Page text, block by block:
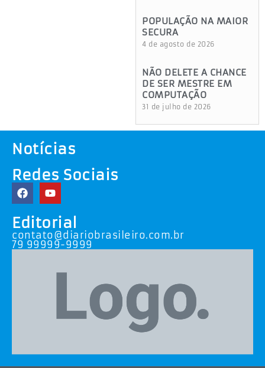
POPULAÇÃO NA MAIOR
SECURA
4 de agosto de 2026
NÃO DELETE A CHANCE
DE SER MESTRE EM
COMPUTAÇÃO
31 de julho de 2026
Notícias
Redes Sociais
Editorial
contato@diariobrasileiro.com.br
79 99999-9999